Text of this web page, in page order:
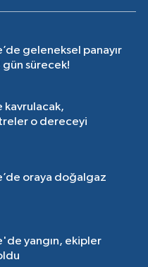
geleneksel panayır
gün sürecek!
kavrulacak,
o dereceyi
oraya doğalgaz
yangın, ekipler